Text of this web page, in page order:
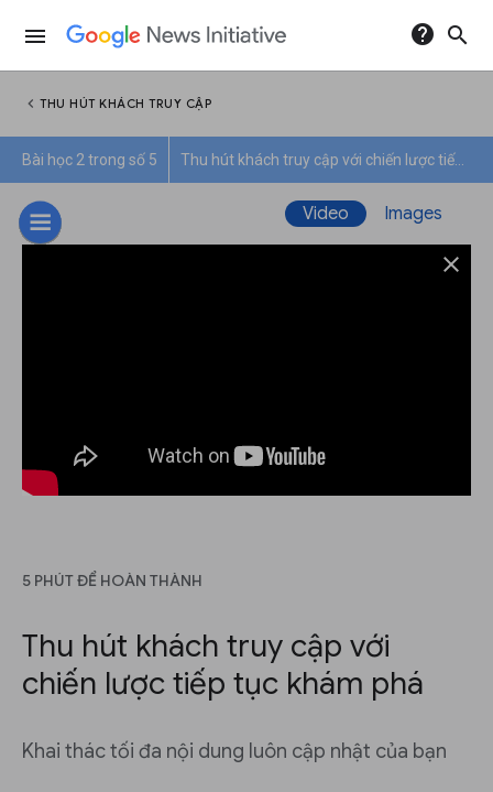
menu help search
chevron_left THU HÚT KHÁCH TRUY CẬP
Bài học 2 trong số 5 Thu hút khách truy cập với chiến lược tiếp tục khám phá
Video Images
close
5 PHÚT ĐỂ HOÀN THÀNH
Thu hút khách truy cập với
chiến lược tiếp tục khám phá
Khai thác tối đa nội dung luôn cập nhật của bạn